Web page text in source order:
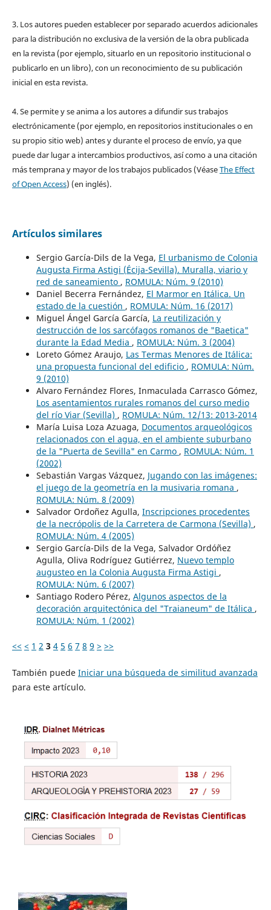
3. Los autores pueden establecer por separado acuerdos adicionales
para la distribución no exclusiva de la versión de la obra publicada
en la revista (por ejemplo, situarlo en un repositorio institucional o
publicarlo en un libro), con un reconocimiento de su publicación
inicial en esta revista.
4. Se permite y se anima a los autores a difundir sus trabajos
electrónicamente (por ejemplo, en repositorios institucionales o en
su propio sitio web) antes y durante el proceso de envío, ya que
puede dar lugar a intercambios productivos, así como a una citación
más temprana y mayor de los trabajos publicados (VéaseThe Effect
of Open Access) (en inglés).
Artículos similares
Sergio García-Dils de la Vega, El urbanismo de Colonia
Augusta Firma Astigi (Écija-Sevilla). Muralla, viario y
red de saneamiento , ROMULA: Núm. 9 (2010)
Daniel Becerra Fernández, El Marmor en Itálica. Un
estado de la cuestión , ROMULA: Núm. 16 (2017)
Miguel Ángel García García, La reutilización y
destrucción de los sarcófagos romanos de "Baetica"
durante la Edad Media , ROMULA: Núm. 3 (2004)
Loreto Gómez Araujo, Las Termas Menores de Itálica:
una propuesta funcional del edificio , ROMULA: Núm.
9 (2010)
Alvaro Fernández Flores, Inmaculada Carrasco Gómez,
Los asentamientos rurales romanos del curso medio
del río Viar (Sevilla) , ROMULA: Núm. 12/13: 2013-2014
María Luisa Loza Azuaga, Documentos arqueológicos
relacionados con el agua, en el ambiente suburbano
de la "Puerta de Sevilla" en Carmo , ROMULA: Núm. 1
(2002)
Sebastián Vargas Vázquez, Jugando con las imágenes:
el juego de la geometría en la musivaria romana ,
ROMULA: Núm. 8 (2009)
Salvador Ordoñez Agulla, Inscripciones procedentes
de la necrópolis de la Carretera de Carmona (Sevilla) ,
ROMULA: Núm. 4 (2005)
Sergio García-Dils de la Vega, Salvador Ordóñez
Agulla, Oliva Rodríguez Gutiérrez, Nuevo templo
augusteo en la Colonia Augusta Firma Astigi ,
ROMULA: Núm. 6 (2007)
Santiago Rodero Pérez, Algunos aspectos de la
decoración arquitectónica del "Traianeum" de Itálica ,
ROMULA: Núm. 1 (2002)
<< < 1 2 3 4 5 6 7 8 9 > >>
También puede Iniciar una búsqueda de similitud avanzada
para este artículo.